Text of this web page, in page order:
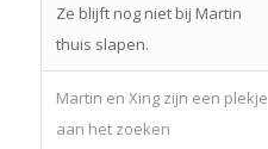
Ze blijft nog niet bij Martin
thuis slapen.
Martin en Xing zijn een plekje
aan het zoeken